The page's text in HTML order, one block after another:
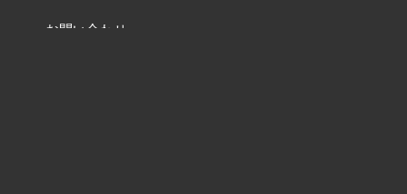
お問い合わせ